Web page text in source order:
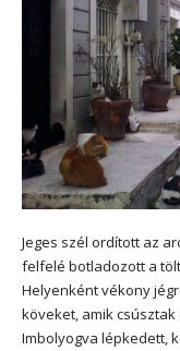
Jeges szél ordított az
felfelé botladozott a
Helyenként vékony
köveket, amik
Imbolyogva lépkedett,